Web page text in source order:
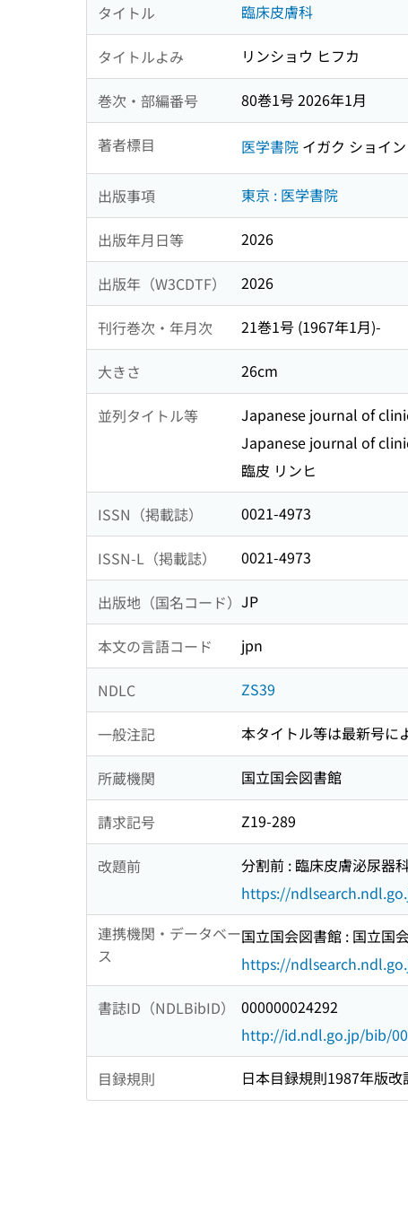
タイトル 臨床皮膚科
タイトルよみ リンショウ ヒフカ
巻次・部編番号 80巻1号 2026年1月
著者標目 医学書院 イガク ショイン
出版事項 東京 : 医学書院
出版年月日等 2026
出版年（W3CDTF） 2026
刊行巻次・年月次 21巻1号 (1967年1月)-
大きさ 26cm
並列タイトル等
Japanese journal of
Japanese journal of
臨皮 リンヒ
ISSN（掲載誌） 0021-4973
ISSN-L（掲載誌） 0021-4973
出版地（国名コード） JP
本文の言語コード jpn
NDLC ZS39
一般注記 本タイトル等は最新号に
所蔵機関 国立国会図書館
請求記号 Z19-289
改題前
分割前 : 臨床皮膚泌尿器
https://
連携機関・データベー
ス
国立国会図書館 : 国立国
https://
書誌ID（NDLBibID）
000000024292
http://id.ndl.go.jp/bib/
目録規則 日本目録規則1987年版改